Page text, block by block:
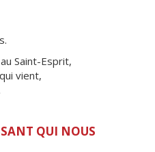
Saint-Esprit,
vient,
QUI NOUS